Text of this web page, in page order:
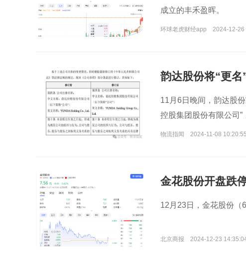
成立的丰禾盈晖。
环球老虎财经app 2024-12-26
韵达股份将“更名
11月6日晚间，韵达股
控股集团股份有限公司”
物流指闻 2024-11-08 10:20:55
金花股份开盘跌
12月23日，金花股份（
北京商报 2024-12-23